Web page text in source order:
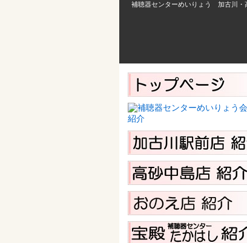
補聴器センターめいりょう 加古川・